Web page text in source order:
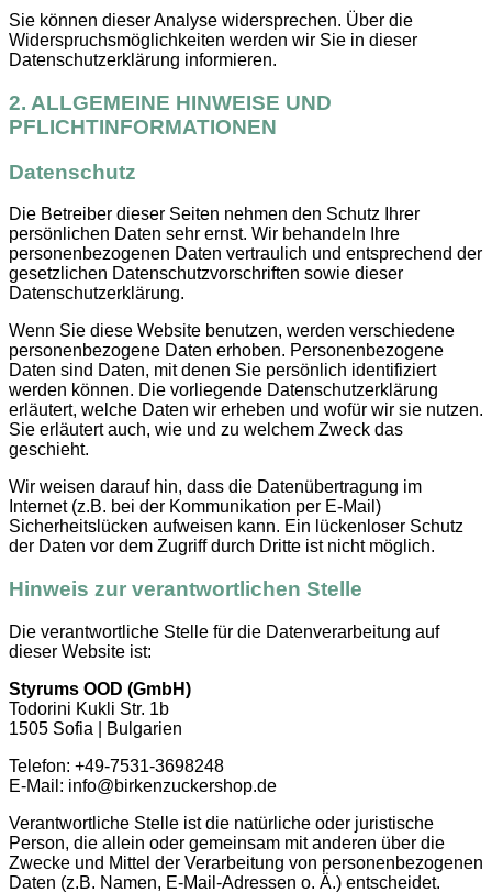
Sie können dieser Analyse widersprechen. Über die
Widerspruchsmöglichkeiten werden wir Sie in dieser
Datenschutzerklärung informieren.
2. ALLGEMEINE HINWEISE UND
PFLICHTINFORMATIONEN
Datenschutz
Die Betreiber dieser Seiten nehmen den Schutz Ihrer
persönlichen Daten sehr ernst. Wir behandeln Ihre
personenbezogenen Daten vertraulich und entsprechend der
gesetzlichen Datenschutzvorschriften sowie dieser
Datenschutzerklärung.
Wenn Sie diese Website benutzen, werden verschiedene
personenbezogene Daten erhoben. Personenbezogene
Daten sind Daten, mit denen Sie persönlich identifiziert
werden können. Die vorliegende Datenschutzerklärung
erläutert, welche Daten wir erheben und wofür wir sie nutzen.
Sie erläutert auch, wie und zu welchem Zweck das
geschieht.
Wir weisen darauf hin, dass die Datenübertragung im
Internet (z.B. bei der Kommunikation per E-Mail)
Sicherheitslücken aufweisen kann. Ein lückenloser Schutz
der Daten vor dem Zugriff durch Dritte ist nicht möglich.
Hinweis zur verantwortlichen Stelle
Die verantwortliche Stelle für die Datenverarbeitung auf
dieser Website ist:
Styrums OOD (GmbH)
Todorini Kukli Str. 1b
1505 Sofia | Bulgarien
Telefon: +49-7531-3698248
E-Mail: info@birkenzuckershop.de
Verantwortliche Stelle ist die natürliche oder juristische
Person, die allein oder gemeinsam mit anderen über die
Zwecke und Mittel der Verarbeitung von personenbezogenen
Daten (z.B. Namen, E-Mail-Adressen o. Ä.) entscheidet.